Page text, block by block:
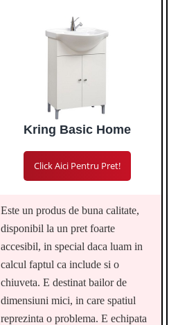
Kring Basic Home
Click Aici Pentru Pret!
Este un produs de buna calitate,
disponibil la un pret foarte
accesibil, in special daca luam in
calcul faptul ca include si o
chiuveta. E destinat bailor de
dimensiuni mici, in care spatiul
reprezinta o problema. E echipata